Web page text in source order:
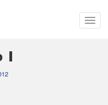
Menu
de